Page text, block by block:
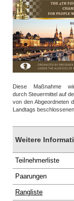
Diese Maßnahme
durch Steuermittel auf
von den Abgeordneten
Landtags
Weitere
Teilnehmerliste
Paarungen
Rangliste